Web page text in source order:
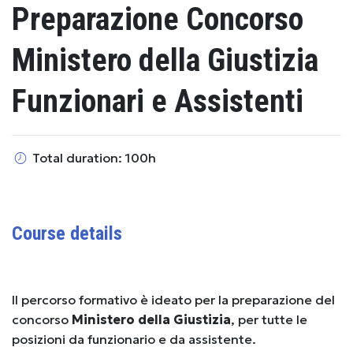
Preparazione Concorso
Ministero della Giustizia
Funzionari e Assistenti
Total duration: 100h
Course details
Il percorso formativo è ideato per la preparazione del
concorso Ministero della Giustizia, per tutte le
posizioni da funzionario e da assistente.